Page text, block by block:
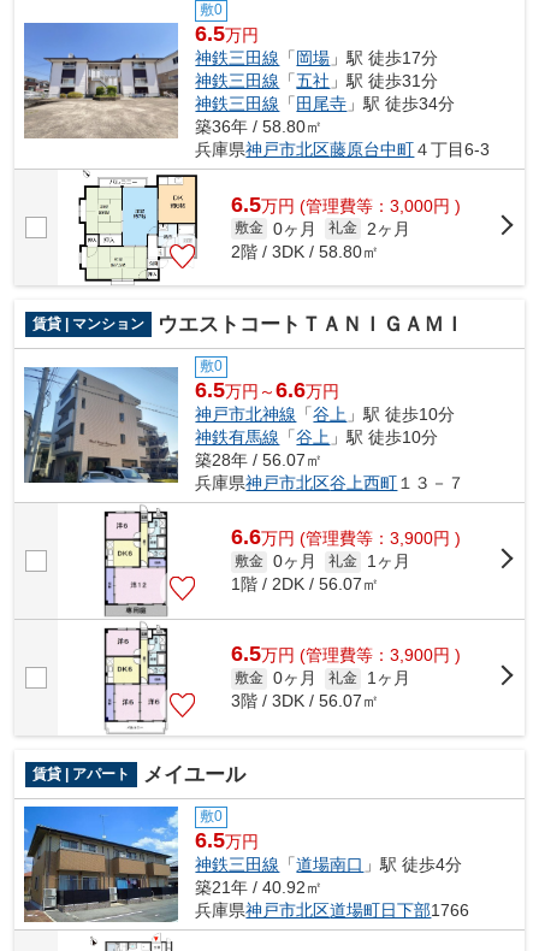
敷0
6.5万円
神鉄三田線 「岡場 」駅 徒歩17分
神鉄三田線 「五社 」駅 徒歩31分
神鉄三田線 「 田尾寺 」駅 徒歩34分
築36年 / 58.80㎡
兵庫県神戸市北区藤原台中町４丁目6-3
6.5万円 (管理費等：3,000円 )
敷金 0ヶ月 礼金
2ヶ月
2階 / 3DK / 58.80㎡
賃貸 | マンション ウエストコートＴＡＮＩＧＡＭＩ
敷0
6.5万円～6.6万円
神戸市北神線 「谷上 」駅 徒歩10分
神鉄有馬線 「谷上 」駅 徒歩10分
築28年 / 56.07㎡
兵庫県神戸市北区谷上西町 １３－７
6.6万円 (管理費等：3,900円 )
敷金 0ヶ月 礼金
1ヶ月
1階 / 2DK / 56.07㎡
6.5万円 (管理費等：3,900円 )
敷金 0ヶ月 礼金
1ヶ月
3階 / 3DK / 56.07㎡
賃貸 | アパート メイユール
敷0
6.5万円
神鉄三田線 「道場南口 」駅 徒歩4分
築21年 / 40.92㎡
兵庫県神戸市北区道場町日下部1766